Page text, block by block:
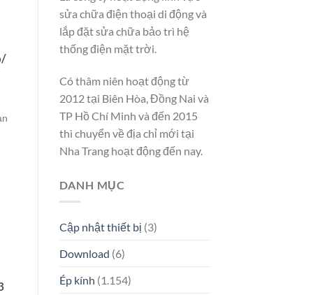
sửa chữa điện thoại di động và
lắp đặt sửa chữa bảo trì hệ
thống điện mặt trời.
Có thâm niên hoạt động từ
2012 tại Biên Hòa, Đồng Nai và
TP Hồ Chí Minh và đến 2015
thì chuyển về địa chỉ mới tại
Nha Trang hoạt động đến nay.
DANH MỤC
Cập nhật thiết bị (3)
Download (6)
Ép kính (1.154)